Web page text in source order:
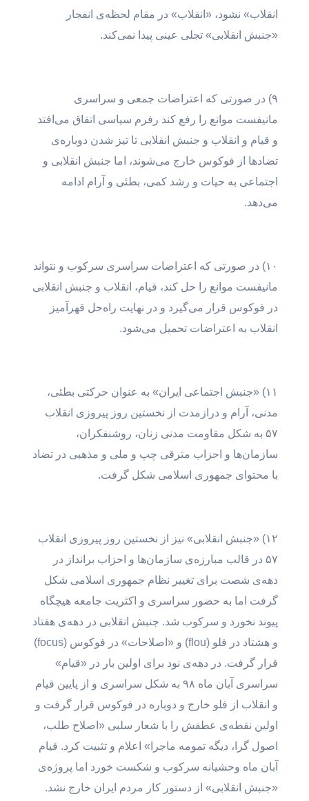
انقلاب» نشود، «انقلاب» در مقام لحظه‌ی انفجار
«جنبش انقلابی» تجلی عینی پیدا نمی‌کند.
۹) در صورتی که اعتراضات جمعی و سراسری
مانیفست موانع را رفع کند رفرم سیاسی اتفاق می‌افتد
و قیام و انقلاب و جنبش انقلابی تا تیز شدن دوباره‌ی
تضادها از فوکوس خارج می‌شوند، اما جنبش انقلابی و
اجتماعی به حیات و رشد کمی، بطئی و آرام ادامه
می‌دهد.
۱۰) در صورتی که اعتراضات سراسری سرکوب و نتواند
مانیفست موانع را حل کند، قیام، انقلاب و جنبش انقلابی
در فوکوس قرار می‌گیرد و در نهایت راه‌حل قهرآمیز
انقلاب به اعتراضات تحمیل می‌شود.
۱‍۱) «جنبش اجتماعی ایران» به عنوان حرکتی بطئی،
مدنی، آرام و دراز‌مدت از نخستین روز پیروزی انقلاب
۵۷ به شکل مقاومت مدنی زنان، روشنفکران،
سازمان‌ها و احزاب مترقی چپ و ملی و مذهبی در تضاد
با محتوای جمهوری اسلامی شکل گرفت.
۱۲) «جنبش انقلابی» نیز از نخستین روز پیروزی انقلاب
۵۷ در قالب مبارزه‌ی سازمان‌ها و احزاب برانداز در
دهه‌ی شصت برای تغییر نظام جمهوری اسلامی شکل
گرفت اما به حضور سراسری و اکثریت جامعه هیچگاه
پیوند نخورد و سرکوب شد. جنبش انقلابی در دهه‌ی هفتاد
و هشتاد در فلو (flou) و «اصلاحات» در فوکوس (focus)
قرار گرفت. در دهه‌ی نود برای اولین بار در «قیام»
سراسری آبان ماه ۹۸ به شکل سراسری و از پایین قیام
و انقلاب از فلو خارج و دوباره در فوکوس قرار گرفت و
اولین نقطه‌ی عطفش را با شعار سلبی «اصلاح طلب،
اصول گرا، دیگه تمومه ماجرا» اعلام و تثبیت کرد. قیام
آبان ماه وحشیانه سرکوب و شکست خورد اما پروژه‌ی
«جنبش انقلابی» از دستور کار مردم ایران خارج نشد.